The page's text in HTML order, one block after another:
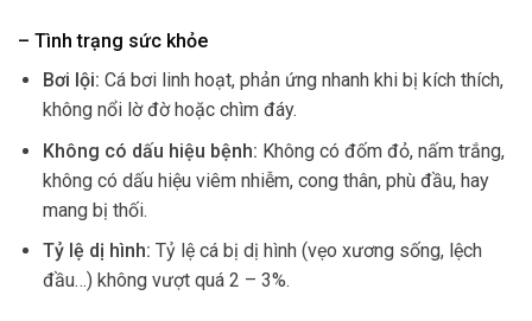
– Tình trạng sức khỏe
Bơi lội: Cá bơi linh hoạt, phản ứng nhanh khi bị kích thích,
không nổi lờ đờ hoặc chìm đáy.
Không có dấu hiệu bệnh: Không có đốm đỏ, nấm trắng,
không có dấu hiệu viêm nhiễm, cong thân, phù đầu, hay
mang bị thối.
Tỷ lệ dị hình: Tỷ lệ cá bị dị hình (vẹo xương sống, lệch
đầu…) không vượt quá 2 – 3%.